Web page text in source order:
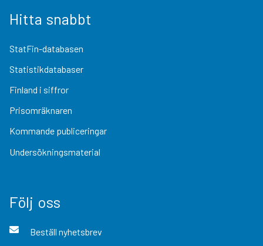
Hitta snabbt
StatFin-databasen
Statistikdatabaser
Finland i siffror
Prisomräknaren
Kommande publiceringar
Undersökningsmaterial
Följ oss
Beställ nyhetsbrev